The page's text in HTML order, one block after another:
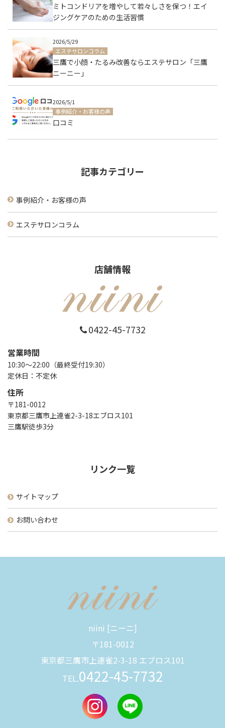
ミトコンドリアを増やして若々しさを保つ！エイ
ジングケアのための生活習慣
2026/5/29
エステサロンコラム
三鷹で小顔・たるみ改善ならエステサロン「三鷹
ニーニー」
2026/5/1
事例紹介・お客様の声
口コミ
記事カテゴリー
事例紹介・お客様の声
エステサロンコラム
店舗情報
0422-45-7732
営業時間
10:30～22:00（最終受付19:30）
定休日：不定休
住所
〒181-0012
東京都三鷹市上連雀2-3-18エブロス101
三鷹駅徒歩3分
リンク一覧
サイトマップ
お問い合わせ
niini [ニーニ]
〒181-0012
東京都三鷹市上連雀2-3-18 エブロス101
TEL.0422-45-7732